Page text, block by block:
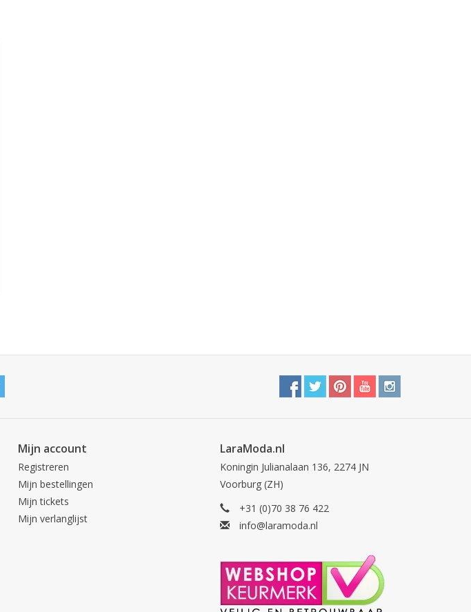
Mijn account
Registreren
Mijn bestellingen
Mijn tickets
Mijn verlanglijst
LaraModa.nl
Koningin Julianalaan 136, 2274 JN
Voorburg (ZH)
+31 (0)70 38 76 422
info@laramoda.nl